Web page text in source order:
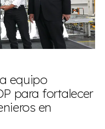
equipo
para fortalecer
en